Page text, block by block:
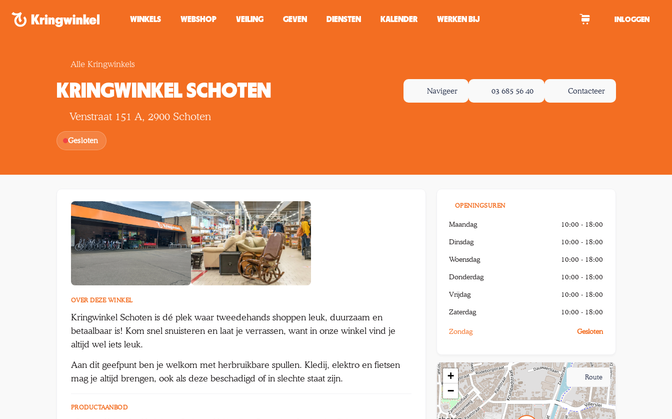
WINKELS
WEBSHOP VEILING GEVEN DIENSTEN KALENDER WERKEN BIJ INLOGGEN
Alle Kringwinkels
KRINGWINKEL SCHOTEN
Venstraat 151 A, 2900 Schoten
Gesloten
Navigeer 03 685 56 40 Contacteer
OVER DEZE WINKEL
Kringwinkel Schoten is dé plek waar tweedehands shoppen leuk, duurzaam en
betaalbaar is! Kom snel snuisteren en laat je verrassen, want in onze winkel vind je
altijd wel iets leuk.
Aan dit geefpunt ben je welkom met herbruikbare spullen. Kledij, elektro en fietsen
mag je altijd brengen, ook als deze beschadigd of in slechte staat zijn.
PRODUCTAANBOD
OPENINGSUREN
Maandag 10:00 - 18:00
Dinsdag 10:00 - 18:00
Woensdag 10:00 - 18:00
Donderdag 10:00 - 18:00
Vrijdag 10:00 - 18:00
Zaterdag 10:00 - 18:00
Zondag Gesloten
+
−
Route